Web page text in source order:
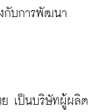
กับการพัฒนา
ย เป็นบริษัทผู้ผลิต